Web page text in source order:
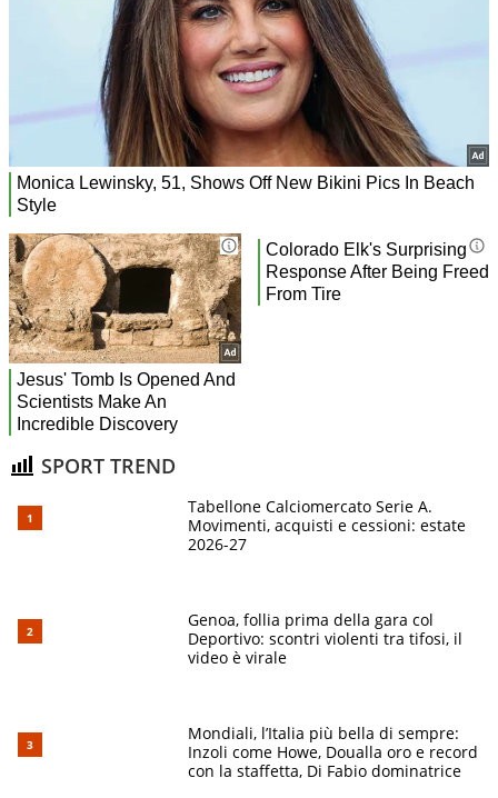
SPORT TREND
Tabellone Calciomercato Serie A.
Movimenti, acquisti e cessioni: estate
2026-27
Genoa, follia prima della gara col
Deportivo: scontri violenti tra tifosi, il
video è virale
Mondiali, l’Italia più bella di sempre:
Inzoli come Howe, Doualla oro e record
con la staffetta, Di Fabio dominatrice